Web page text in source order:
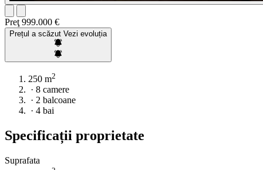
Preţ 999.000 €
Prețul a scăzut Vezi evoluția
250 m2
· 8 camere
· 2 balcoane
· 4 bai
Specificații proprietate
Suprafata